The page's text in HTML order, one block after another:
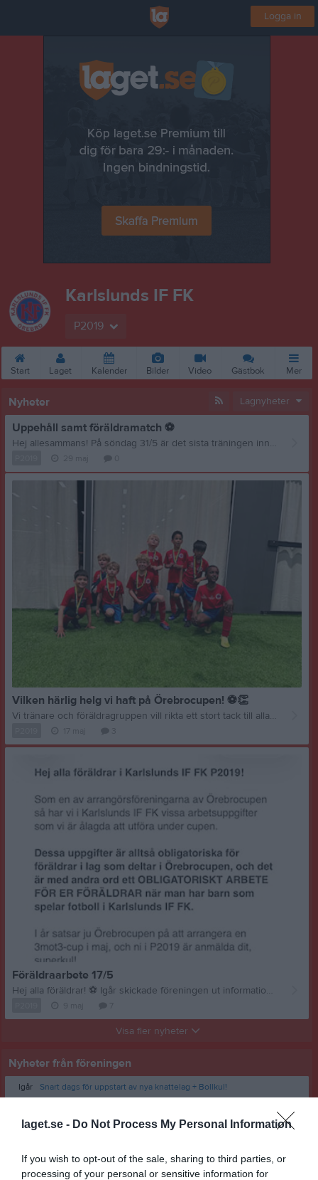
laget.se - Do Not Process My Personal Information
If you wish to opt-out of the sale, sharing to third parties, or
processing of your personal or sensitive information for
Logga in
Karlslunds IF FK
P2019
Start Laget Kalender Bilder Video Gästbok Mer
Nyheter Lagnyheter
Uppehåll samt föräldramatch ⚽
Hej allesammans! På söndag 31/5 är det sista träningen innan sommaruppehållet. Med anledning av detta så kommer vi att fika med killarna samt att det kommer genomföras föräldramatch. Så alla föräldrar, snöra på snabba skor och ta med ett glatt humör. Helgen efter, den 7/6, genomförs poolspel igen i Västerporten Arena. Vi har anmält 3 lag och intresseanmälan till detta kommer inom kort
Vilken härlig helg vi haft på Örebrocupen! ⚽👏
Vi tränare och föräldragruppen vill rikta ett stort tack till alla våra fantastiska spelare som kämpade, hade roligt och visade fin laganda genom hela cupen. Vi är väldigt stolta över er! Vi vill också passa på att säga ett extra stort tack till alla föräldrar som stannade kvar och hjälpte till med städningen efter att cupen var avslutad. Allt gick väldigt smidigt och snabbt — det uppskattas verkligen! En lagbild lyckades vi ta också, dela gärna era bilder i kommentarerna eller skicka till oss så kan vi fylla på med fler fina minnen från cupen
Föräldraarbete 17/5
Hej alla föräldrar! ⚽ Igår skickade föreningen ut information om föräldraarbete under Örebrocupen den 17 maj. Vårt lag har fått i uppdrag att hjälpa till med slutstädning efter dagens sista match på Västerporten Arena. Sista matchen börjar kl. 17.20 och vi behöver vara minst 6 föräldrar som hjälper till att städa. Ju fler vi är, desto snabbare går arbetet. Jag bifogar även informationen från föreningen så att alla kan läsa den igen. Vi behöver hjälp med att: * plocka undan sarger * grovstäda planen och caféet Arbetet beräknas ta cirka 30 minuter om vi är tillräckligt många som hjälps åt. Skriv gärna i kommentarerna (barnets namn) om ni har möjlighet att hjälpa till efter matcherna. Om vi inte får ihop tillräckligt många frivilliga kommer vi behöva fördela uppgiften mellan föräldrarna i laget. Vänligen svara senast måndag 11/5. Tack för hjälpen! Med vänlig hälsning, Ida Lagledare
Visa fler nyheter
Nyheter från föreningen
Igår
Snart dags för uppstart av nya knattelag + Bollkul!
25 jun
Tack för Fotbollsskolan - Uppstart av nya lag och Bollkul!